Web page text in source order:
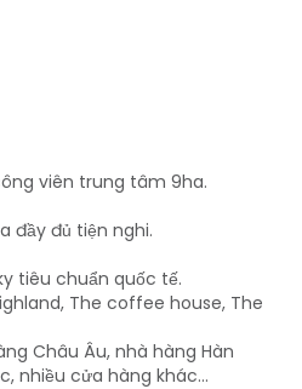
viên trung tâm 9ha.
đầy đủ tiện nghi.
tiêu chuẩn quốc tế.
The coffee house, The
Châu Âu, nhà hàng Hàn
nhiều cửa hàng khác...